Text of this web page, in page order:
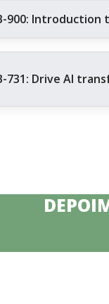
900: Introduction
731: Drive AI